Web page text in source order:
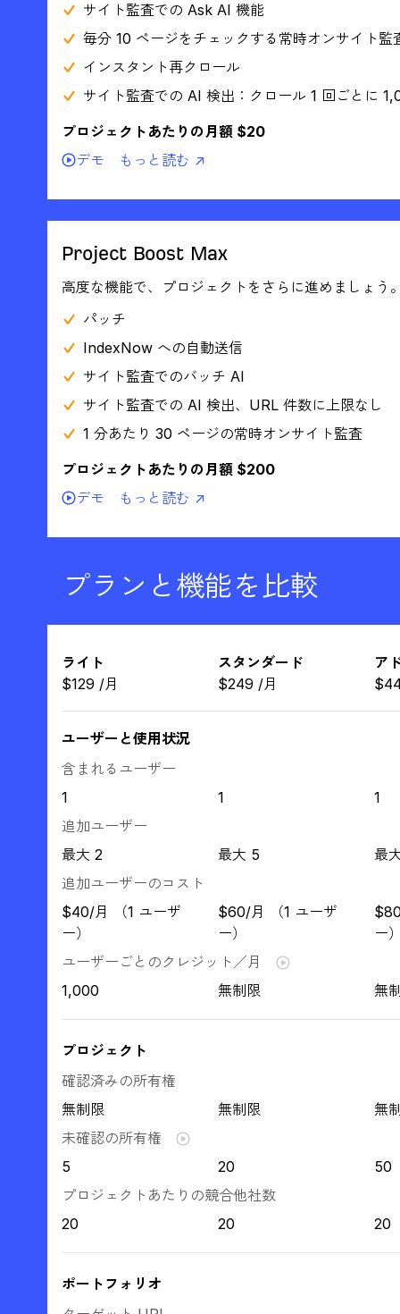
サイト監査での Ask AI 機能
毎分 10 ページをチェックする常時オンサイト監
インスタント再クロール
サイト監査での AI 検出：クロール 1 回ごとに
プロジェクトあたりの月額 $20
デモ
もっと読む ↗
Project Boost Max
高度な機能で、プロジェクトをさらに進めましょう
パッチ
IndexNow への自動送信
サイト監査でのバッチ AI
サイト監査での AI 検出、URL 件数に上限なし
1 分あたり 30 ページの常時オンサイト監査
プロジェクトあたりの月額 $200
デモ
もっと読む ↗
プランと機能を比較
ライト
$129 /月
スタンダード
$249 /月
ア
$
ユーザーと使用状況
含まれるユーザー
1
1
1
追加ユーザー
最大 2
最大 5
最
追加ユーザーのコスト
$40/月 （1 ユーザ
ー）
$60/月 （1 ユーザ
ー）
ー
ユーザーごとのクレジット／月
1,000
無制限 無
プロジェクト
確認済みの所有権
無制限
無制限
無
未確認の所有権
5
20
50
プロジェクトあたりの競合他社数
20
20 20
ポートフォリオ